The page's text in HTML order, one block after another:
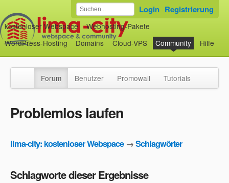
kostenloser Webspace
Webhosting-Pakete
WordPress-Hosting
Domains Cloud-VPS Community Hilfe
Login Registrierung
Forum Benutzer Promowall Tutorials
Problemlos laufen
lima-city: kostenloser Webspace→Schlagwörter
Schlagworte dieser Ergebnisse